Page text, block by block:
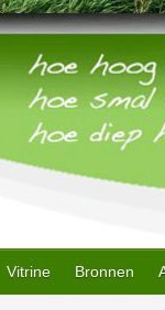
Vitrine Bronnen